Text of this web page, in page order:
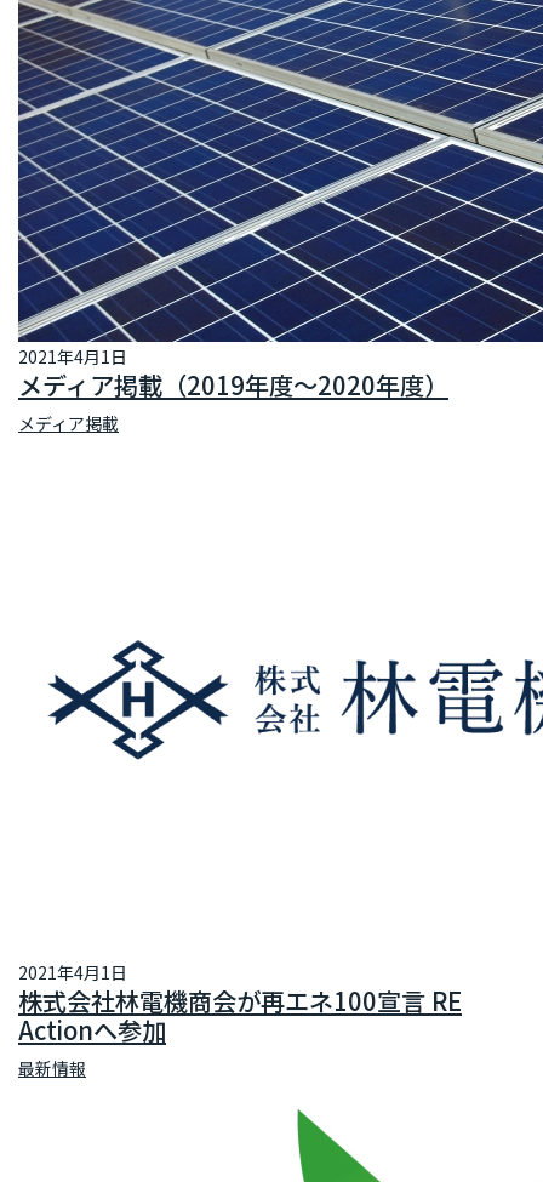
2021年4月1日
メディア掲載（2019年度～2020年度）
メディア掲載
2021年4月1日
株式会社林電機商会が再エネ100宣言 RE
Actionへ参加
最新情報